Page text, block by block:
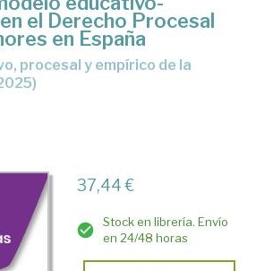
el Derecho Procesal
en España
37,44 €
Stock en librería. Envío
en 24/48 horas